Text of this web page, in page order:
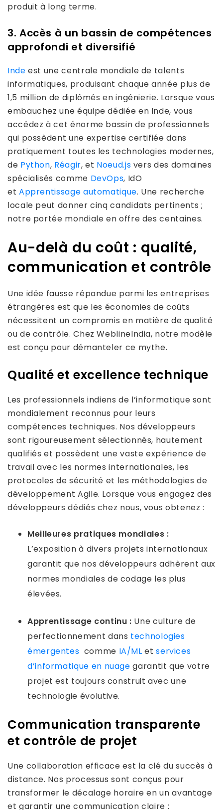
produit à long terme.
3. Accès à un bassin de compétences
approfondi et diversifié
Inde est une centrale mondiale de talents
informatiques, produisant chaque année plus de
1,5 million de diplômés en ingénierie. Lorsque vous
embauchez une équipe dédiée en Inde, vous
accédez à cet énorme bassin de professionnels
qui possèdent une expertise certifiée dans
pratiquement toutes les technologies modernes,
de Python, Réagir, et Noeud.js vers des domaines
spécialisés comme DevOps, IdO
et Apprentissage automatique. Une recherche
locale peut donner cinq candidats pertinents ;
notre portée mondiale en offre des centaines.
Au-delà du coût : qualité,
communication et contrôle
Une idée fausse répandue parmi les entreprises
étrangères est que les économies de coûts
nécessitent un compromis en matière de qualité
ou de contrôle. Chez WeblineIndia, notre modèle
est conçu pour démanteler ce mythe.
Qualité et excellence technique
Les professionnels indiens de l’informatique sont
mondialement reconnus pour leurs
compétences techniques. Nos développeurs
sont rigoureusement sélectionnés, hautement
qualifiés et possèdent une vaste expérience de
travail avec les normes internationales, les
protocoles de sécurité et les méthodologies de
développement Agile. Lorsque vous engagez des
développeurs dédiés chez nous, vous obtenez :
Meilleures pratiques mondiales :
L’exposition à divers projets internationaux
garantit que nos développeurs adhèrent aux
normes mondiales de codage les plus
élevées.
Apprentissage continu : Une culture de
perfectionnement dans technologies
émergentes comme IA/ML etservices
d’informatique en nuage garantit que votre
projet est toujours construit avec une
technologie évolutive.
Communication transparente
et contrôle de projet
Une collaboration efficace est la clé du succès à
distance. Nos processus sont conçus pour
transformer le décalage horaire en un avantage
et garantir une communication claire :